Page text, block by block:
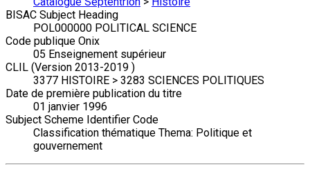
BISAC Subject Heading
POL000000 POLITICAL SCIENCE
Code publique Onix
05 Enseignement supérieur
CLIL (Version 2013-2019 )
3377 HISTOIRE > 3283 SCIENCES POLITIQUES
Date de première publication du titre
01 janvier 1996
Subject Scheme Identifier Code
Classification thématique Thema: Politique et
gouvernement